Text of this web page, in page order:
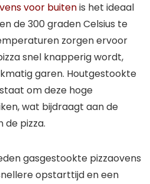
voor buitenis het ideaal
de 300 graden Celsius te
zorgen ervoor
snel knapperig wordt,
garen. Houtgestookte
om deze hoge
wat bijdraagt aan de
de pizza.
gasgestookte pizzaovens
opstarttijd en een